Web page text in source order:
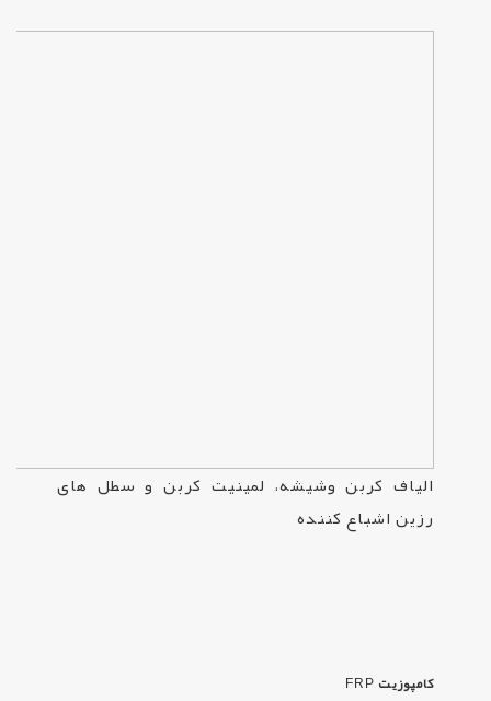
الیاف کربن وشیشه، لمینیت کربن و سطل های
رزین اشباع کننده
کامپوزیت FRP